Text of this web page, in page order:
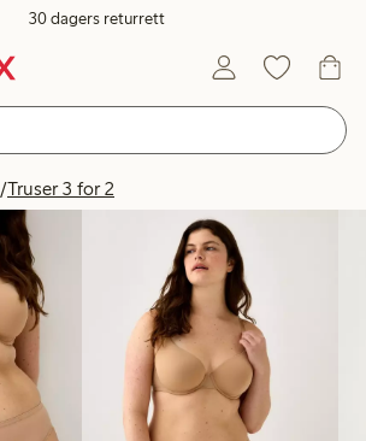
30 dagers returrett
Truser 3 for 2